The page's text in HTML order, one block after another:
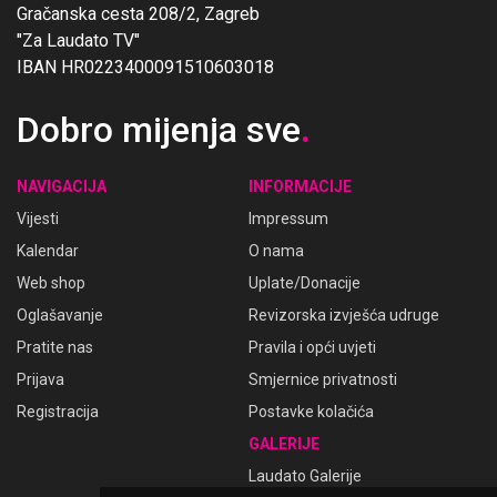
Gračanska cesta 208/2, Zagreb
"Za Laudato TV"
IBAN HR0223400091510603018
Dobro mijenja sve.
NAVIGACIJA
Vijesti
Kalendar
Web shop
Oglašavanje
Pratite nas
Prijava
Registracija
INFORMACIJE
Impressum
O nama
Uplate/Donacije
Revizorska izvješća udruge
Pravila i opći uvjeti
Smjernice privatnosti
Postavke kolačića
GALERIJE
Laudato Galerije